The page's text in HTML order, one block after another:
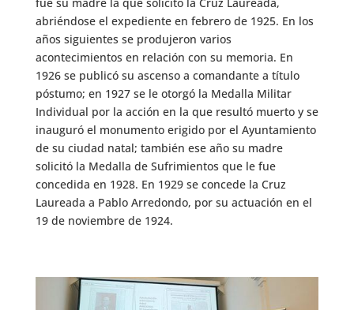
abriéndose el expediente en febrero de 1925. En los
años siguientes se produjeron varios
acontecimientos en relación con su memoria. En
1926 se publicó su ascenso a comandante a título
póstumo; en 1927 se le otorgó la Medalla Militar
Individual por la acción en la que resultó muerto y se
inauguró el monumento erigido por el Ayuntamiento
de su ciudad natal; también ese año su madre
solicitó la Medalla de Sufrimientos que le fue
concedida en 1928. En 1929 se concede la Cruz
Laureada a Pablo Arredondo, por su actuación en el
19 de noviembre de 1924.